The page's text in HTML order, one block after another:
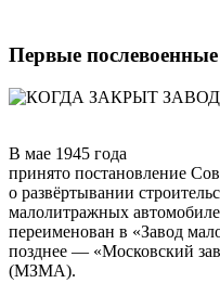
Первые
В мае 1945 года
принято постановление
о развёртывании
малолитражных
переименован в «Завод
позднее — «Московский
(МЗМА).